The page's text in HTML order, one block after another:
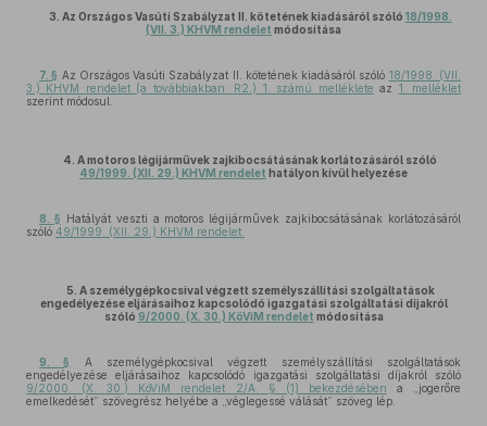
3. Az Országos Vasúti Szabályzat II. kötetének kiadásáról szóló 18/1998.
(VII. 3.) KHVM rendelet módosítása
7. § Az Országos Vasúti Szabályzat II. kötetének kiadásáról szóló 18/1998. (VII.
3.) KHVM rendelet (a továbbiakban: R2.) 1. számú melléklete az 1. melléklet
szerint módosul.
4. A motoros légijárművek zajkibocsátásának korlátozásáról szóló
49/1999. (XII. 29.) KHVM rendelet hatályon kívül helyezése
8. § Hatályát veszti a motoros légijárművek zajkibocsátásának korlátozásáról
szóló 49/1999. (XII. 29.) KHVM rendelet.
5. A személygépkocsival végzett személyszállítási szolgáltatások
engedélyezése eljárásaihoz kapcsolódó igazgatási szolgáltatási díjakról
szóló 9/2000. (X. 30.) KöViM rendelet módosítása
9. §
A személygépkocsival végzett személyszállítási szolgáltatások
engedélyezése eljárásaihoz kapcsolódó igazgatási szolgáltatási díjakról szóló
9/2000. (X. 30.) KöViM rendelet 2/A. § (1) bekezdésében a „jogerőre
emelkedését” szövegrész helyébe a „véglegessé válását” szöveg lép.